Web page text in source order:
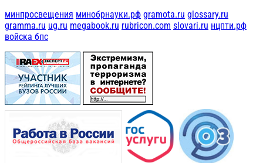
минпросвещения минобрнауки.рф gramota.ru glossary.ru
gramma.ru ug.ru megabook.ru rubricon.com slovari.ru нцпти.рф
войска бпс